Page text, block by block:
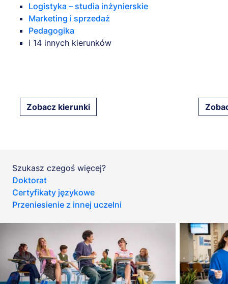
Logistyka – studia inżynierskie
Marketing i sprzedaż
Pedagogika
i 14 innych kierunków
Zobacz kierunki
Szukasz czegoś więcej?
Doktorat
Certyfikaty językowe
Przeniesienie z innej uczelni